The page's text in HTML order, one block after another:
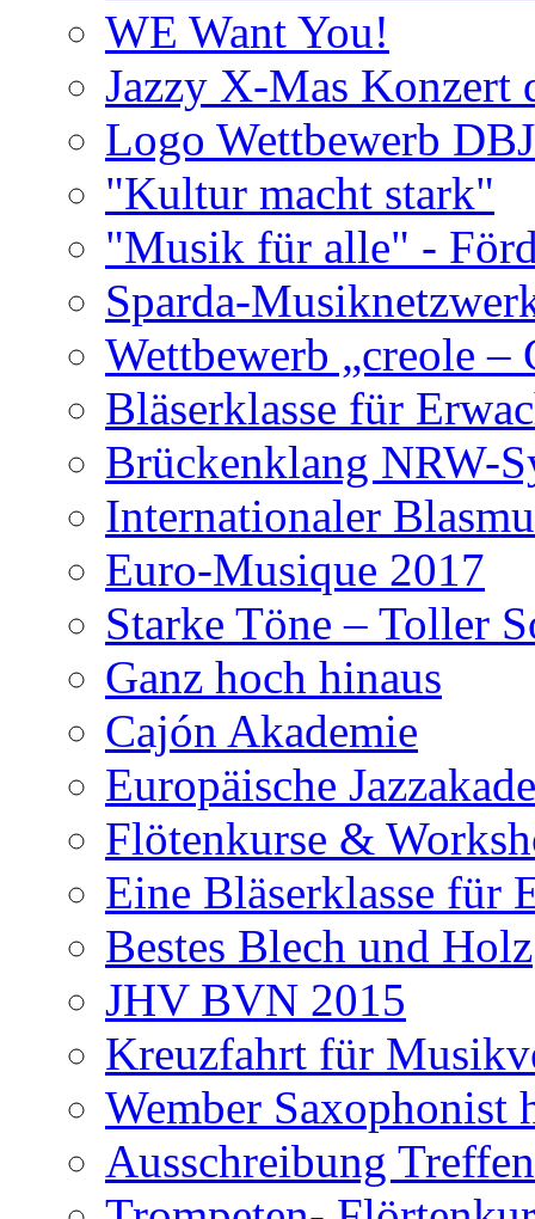
WE Want You!
Jazzy X-Mas Konzert
Logo Wettbewerb DBJ
"Kultur macht stark"
"Musik für alle" -
Sparda-
Wettbewerb „creole
Bläserklasse für
Brückenklang NRW-
Internationaler
Euro-Musique 2017
Starke Töne – Toller
Ganz hoch hinaus
Cajón Akademie
Europäische
Flötenkurse &
Eine Bläserklasse für
Bestes Blech und Holz
JHV BVN 2015
Kreuzfahrt für
Wember
Ausschreibung